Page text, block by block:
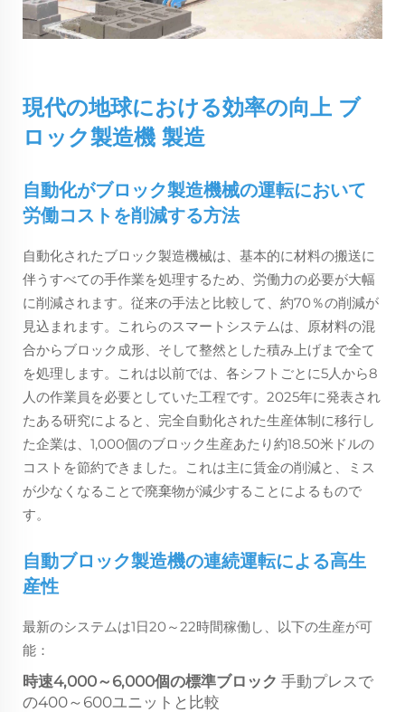
現代の地球における効率の向上 ブ
ロック製造機 製造
自動化がブロック製造機械の運転において
労働コストを削減する方法
自動化されたブロック製造機械は、基本的に材料の搬送に
伴うすべての手作業を処理するため、労働力の必要が大幅
に削減されます。従来の手法と比較して、約70％の削減が
見込まれます。これらのスマートシステムは、原材料の混
合からブロック成形、そして整然とした積み上げまで全て
を処理します。これは以前では、各シフトごとに5人から8
人の作業員を必要としていた工程です。2025年に発表され
たある研究によると、完全自動化された生産体制に移行し
た企業は、1,000個のブロック生産あたり約18.50米ドルの
コストを節約できました。これは主に賃金の削減と、ミス
が少なくなることで廃棄物が減少することによるもので
す。
自動ブロック製造機の連続運転による高生
産性
最新のシステムは1日20～22時間稼働し、以下の生産が可
能：
時速4,000～6,000個の標準ブロック 手動プレスで
の400～600ユニットと比較